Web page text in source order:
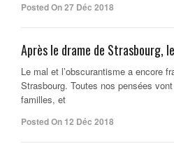
Posted On 27 Déc 2018
Après le drame de Strasbourg,
Le mal et l’obscurantisme a encore
Strasbourg. Toutes nos pensées
familles, et
Posted On 12 Déc 2018